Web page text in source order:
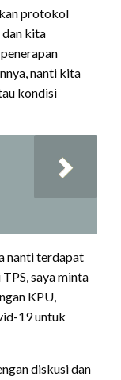
protokol
dan kita
nanti kita
kondisi
nanti terdapat
saya minta
KPU,
19 untuk
diskusi dan